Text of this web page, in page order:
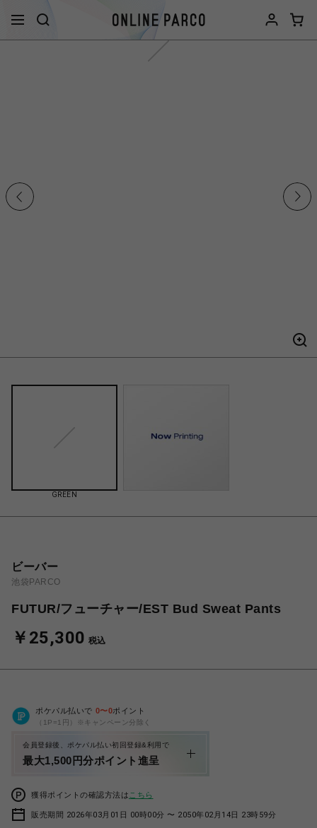
GREEN
ビーバー
池袋PARCO
FUTUR/フューチャー/EST Bud Sweat Pants
￥25,300 税込
ポケパル払いで 0〜0ポイント
（1P=1円）※キャンペーン分除く
会員登録後、ポケパル払い初回登録&利用で
最大1,500円分ポイント進呈
獲得ポイントの確認方法は こちら
販売期間 2026年03月01日 00時00分 〜 2050年02月14日 23時59分